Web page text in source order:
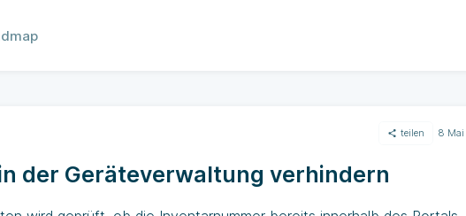
teilen 8
der Geräteverwaltung verhindern